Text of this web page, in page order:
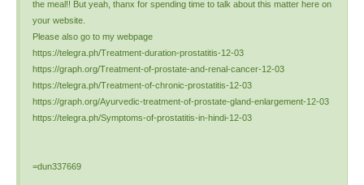
the meal!! But yeah, thanx for spending time to talk about this matter here on
your website.
Please also go to my webpage
https://telegra.ph/Treatment-duration-prostatitis-12-03
https://graph.org/Treatment-of-prostate-and-renal-cancer-12-03
https://telegra.ph/Treatment-of-chronic-prostatitis-12-03
https://graph.org/Ayurvedic-treatment-of-prostate-gland-enlargement-12-03
https://telegra.ph/Symptoms-of-prostatitis-in-hindi-12-03
=dun337669